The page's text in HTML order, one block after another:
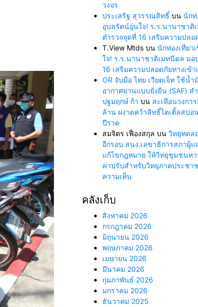
วงจร
ประเสริฐ สุวรรณสิทธิ์ บน นักท่
อุบลรัตน์อุ่นใจ! ร.ร.นานาชาติ
ตำรวจจุดที่ 16 เสริมความปลอ
T.View Mtds บน นักท่องเที่ยว
ใจ! ร.ร.นานาชาติเมทนีดล มอ
16 เสริมความปลอดภัยทางเข้า
OR จับมือ ไทย เวียตเจ็ท ใช้น้ำ
อากาศยานแบบยั่งยืน (SAF) ส
ปฐมฤกษ์ ก้า บน สะเทือนวงกา
ล้าน ผงาดคว้าสิทธิ์ไตเติ้ลสปอน
ปีรวด
สมจิตร เฟื่องสกุล บน วิทยุทดล
อีกรอบ สนง.เลขาธิการสภาผู้
แก้ไขกฎหมาย ให้วิทยุชุมชนห
ค่าปรับสำหรับวิทยุภาคประชา
ความเห็น
คลังเก็บ
สิงหาคม 2026
กรกฎาคม 2026
มิถุนายน 2026
พฤษภาคม 2026
เมษายน 2026
มีนาคม 2026
กุมภาพันธ์ 2026
มกราคม 2026
ธันวาคม 2025